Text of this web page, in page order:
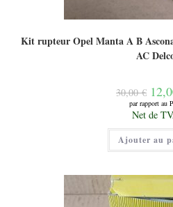
Kit rupteur Opel Manta A B
AC
30,00€ Le
prix
initial
était :
par rapport au
Le
prix
actuel
est :
12,00 €.
Net de
Ajouter au